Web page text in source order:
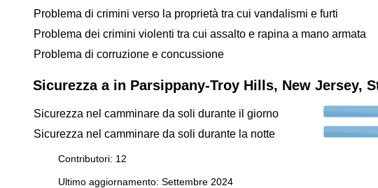
Problema di crimini verso la proprietà tra cui vandalismi e furti
Problema dei crimini violenti tra cui assalto e rapina a mano armata
Problema di corruzione e concussione
Sicurezza a in Parsippany-Troy Hills, New Jersey,
Sicurezza nel camminare da soli durante il giorno
Sicurezza nel camminare da soli durante la notte
Contributori: 12
Ultimo aggiornamento: Settembre 2024